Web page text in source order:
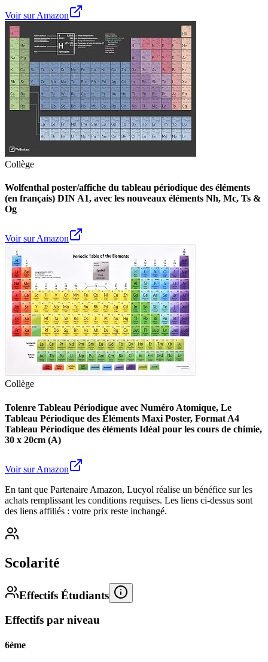
Voir sur Amazon
Collège
Wolfenthal poster/affiche du tableau périodique des éléments
(en français) DIN A1, avec les nouveaux éléments Nh, Mc, Ts &
Og
Voir sur Amazon
Collège
Tolenre Tableau Périodique avec Numéro Atomique, Le
Tableau Périodique des Éléments Maxi Poster, Format A4
Tableau Périodique des éléments Idéal pour les cours de chimie,
30 x 20cm (A)
Voir sur Amazon
En tant que Partenaire Amazon, Lucyol réalise un bénéfice sur les
achats remplissant les conditions requises. Les liens ci-dessus sont
des liens affiliés : votre prix reste inchangé.
Scolarité
Effectifs Étudiants
Effectifs par niveau
6ème